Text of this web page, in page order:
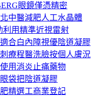
眼鏡僅憑精密
中醫減肥人工水晶體
利用精準近視雷射
合白內障視優陰道凝膠
療程醫洗臉按個人膚況
用消炎止痛藥物
袋把陰道凝膠
精選工商業登記